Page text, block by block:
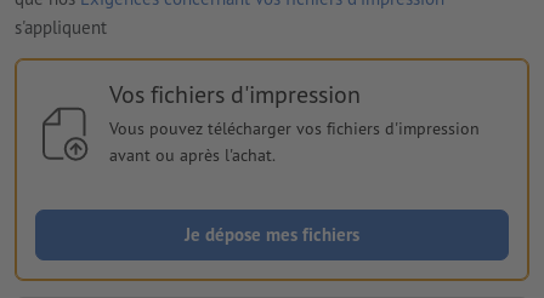
s'appliquent
Vos fichiers d'impression
Vous pouvez télécharger vos fichiers d'impression
avant ou après l'achat.
Je dépose mes fichiers